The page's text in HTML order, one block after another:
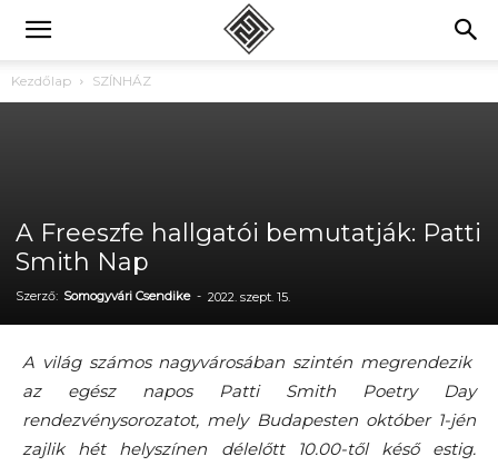
Kezdőlap SZÍNHÁZ
A Freeszfe hallgatói bemutatják: Patti
Smith Nap
Szerző: Somogyvári Csendike - 2022. szept. 15.
A világ számos nagyvárosában szintén megrendezik
az egész napos Patti Smith Poetry Day
rendezvénysorozatot, mely Budapesten október 1-jén
zajlik hét helyszínen délelőtt 10.00-től késő estig.